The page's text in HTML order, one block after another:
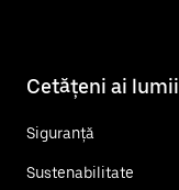
Cetățeni ai lumii
Siguranță
Sustenabilitate